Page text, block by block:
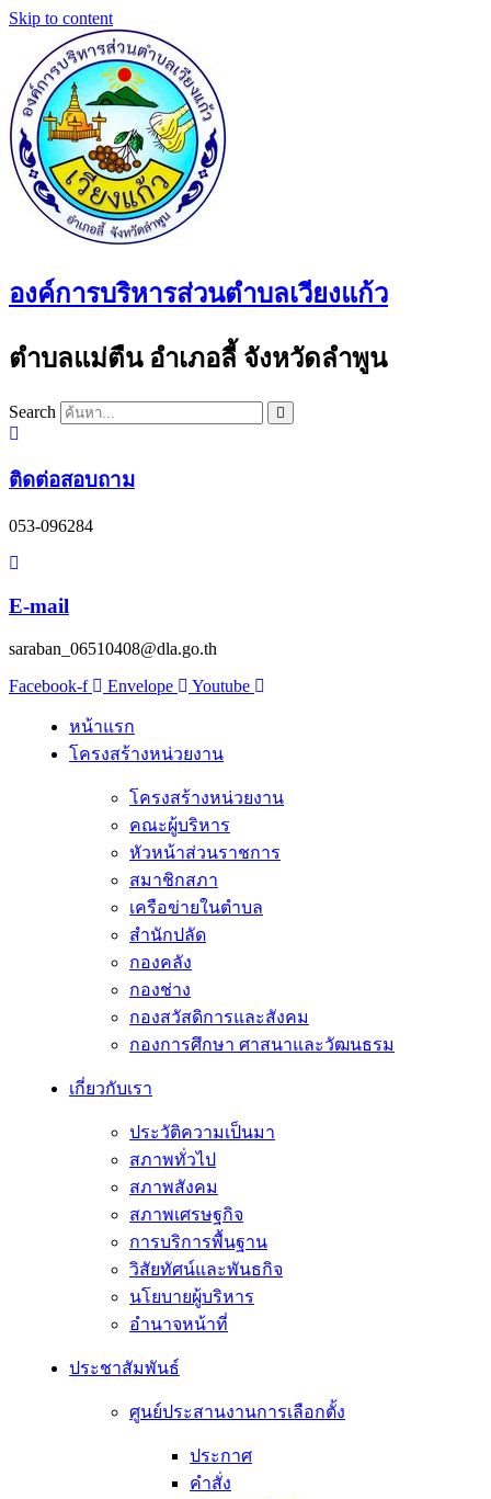
Skip to content
องค์การบริหารส่วนตำบลเวียงแก้ว
ตำบลแม่ตืน อำเภอลี้ จังหวัดลำพูน
Search
ติดต่อสอบถาม
053-096284
E-mail
saraban_06510408@dla.go.th
Facebook-f
Envelope Youtube
หน้าแรก
โครงสร้างหน่วยงาน
โครงสร้างหน่วยงาน
คณะผู้บริหาร
หัวหน้าส่วนราชการ
สมาชิกสภา
เครือข่ายในตำบล
สำนักปลัด
กองคลัง
กองช่าง
กองสวัสดิการและสังคม
กองการศึกษา ศาสนาและวัฒนธรม
เกี่ยวกับเรา
ประวัติความเป็นมา
สภาพทั่วไป
สภาพสังคม
สภาพเศรษฐกิจ
การบริการพื้นฐาน
วิสัยทัศน์และพันธกิจ
นโยบายผู้บริหาร
อํานาจหน้าที่
ประชาสัมพันธ์
ศูนย์ประสานงานการเลือกตั้ง
ประกาศ
คำสั่ง